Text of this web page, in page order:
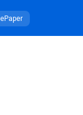
ePaper